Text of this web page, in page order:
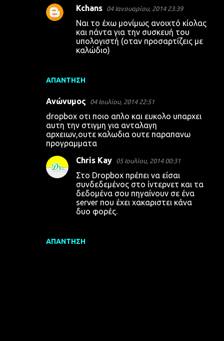
ΑΠΆΝΤΗΣΗ
Kchans 04 Ιανουαρίου, 2014 23:39
Ναι το έχω μονίμως ανοιχτό κίολας
και πάντα για την συσκευή του
υπολογιστή (οταν προσαρτίζεις με
καλώδιο)
Ανώνυμος 04 Ιουλίου, 2014 22:51
dropbox οτι ποιο απλο και ευκολο υπαρχει
αυτη την στιγμη για ανταλαγη
αρχειων,ουτε καλωδια ουτε παραπανω
προγραμματα
ΑΠΆΝΤΗΣΗ
Chris Kay 05 Ιουλίου, 2014 00:31
Στο Dropbox πρέπει να είσαι
συνδεδεμένος στο ίντερνετ και τα
δεδομένα σου πηγαίνουν σε ένα
server που έχει χακαριστει κάνα
δυο φορές.